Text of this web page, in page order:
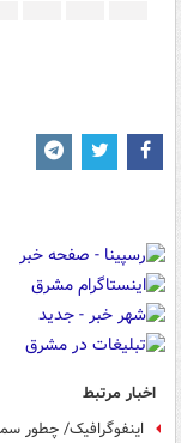
اخبار مرتبط
اینفوگرافیک/ چطور